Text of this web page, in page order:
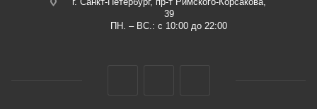
39
ПН. – ВС.: с 10:00 до 22:00